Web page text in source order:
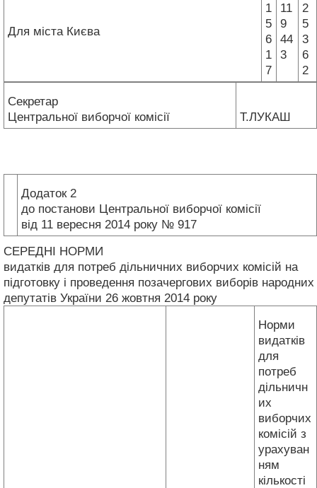
Для міста Києва
1
5
6
1
7
11
9
44
3
2
5
3
6
2
Секретар
Центральної виборчої комісії
Т.ЛУКАШ
Додаток 2
до постанови Центральної виборчої комісії
від 11 вересня 2014 року № 917
СЕРЕДНІ НОРМИ
видатків для потреб дільничних виборчих комісій на
підготовку і проведення позачергових виборів народних
депутатів України 26 жовтня 2014 року
Норми
видатків
для
потреб
дільничн
их
виборчих
комісій з
урахуван
ням
кількості